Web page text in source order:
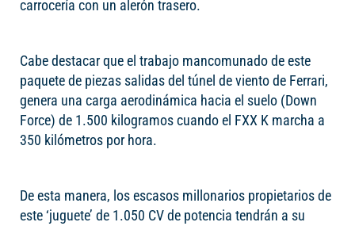
carrocería con un alerón trasero.
Cabe destacar que el trabajo mancomunado de este
paquete de piezas salidas del túnel de viento de Ferrari,
genera una carga aerodinámica hacia el suelo (Down
Force) de 1.500 kilogramos cuando el FXX K marcha a
350 kilómetros por hora.
De esta manera, los escasos millonarios propietarios de
este ‘juguete’ de 1.050 CV de potencia tendrán a su